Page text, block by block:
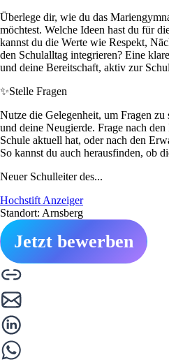
Überlege dir, wie du das
möchtest. Welche Ideen hast du für
kannst du die Werte wie Respekt,
den Schulalltag integrieren? Eine
und deine Bereitschaft, aktiv zur
✨Stelle Fragen
Nutze die Gelegenheit, um Fragen zu
und deine Neugierde. Frage nach
Schule aktuell hat, oder nach den
So kannst du auch herausfinden, ob
Neuer Schulleiter des...
Hochstift Anzeiger
Standort: Arnsberg
Jetzt bewerben